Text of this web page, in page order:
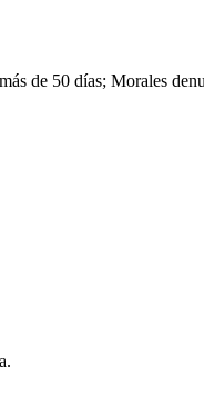
de 50 días; Morales